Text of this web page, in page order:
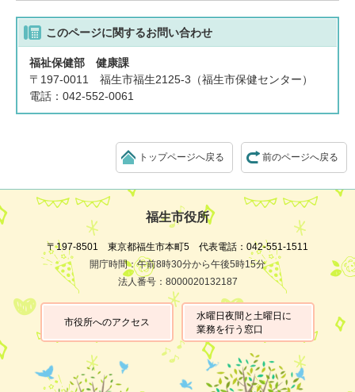
このページに関するお問い合わせ
福祉保健部 健康課
〒197-0011 福生市福生2125-3（福生市保健センター）
電話：042-552-0061
前のページへ戻る
トップページへ戻る
福生市役所
〒197-8501 東京都福生市本町5 代表電話：042-551-1511
開庁時間：午前8時30分から午後5時15分
法人番号：8000020132187
市役所へのアクセス
水曜日夜間と土曜日に
業務を行う窓口